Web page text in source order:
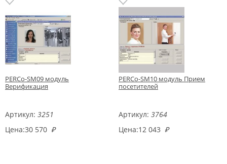
PERCo-SM09 модуль
Верификация
Артикул: 3251
Цена:30 570 ₽
PERCo-SM10 модуль Прием
посетителей
Артикул: 3764
Цена:12 043 ₽